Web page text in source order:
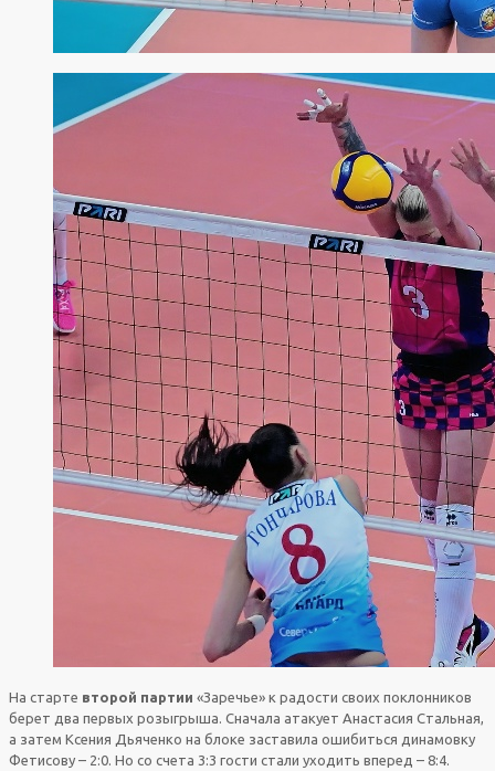
На старте второй партии «Заречье» к радости своих поклонников
берет два первых розыгрыша. Сначала атакует Анастасия Стальная,
а затем Ксения Дьяченко на блоке заставила ошибиться динамовку
Фетисову – 2:0. Но со счета 3:3 гости стали уходить вперед – 8:4.